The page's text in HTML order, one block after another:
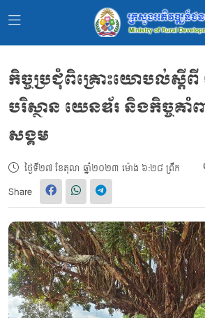
កិច្ចប្រជុំពិគ្រោះយោបល់ស្តី
បរិស្ថាន យេនឌ័រ និងកិច្ចគាំ
សង្គម
ថ្ងៃទី២៧ ខែតុលា ឆ្នាំ២០២៣ ម៉ោង ៦:២៨ ព្រឹក
Share